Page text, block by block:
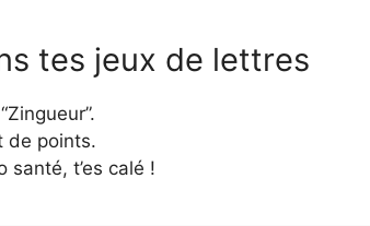
tes jeux de lettres
de points.
santé, t’es calé !